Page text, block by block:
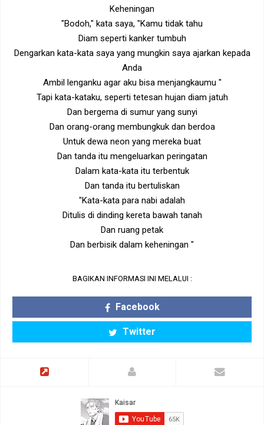
Keheningan
"Bodoh," kata saya, "Kamu tidak tahu
Diam seperti kanker tumbuh
Dengarkan kata-kata saya yang mungkin saya ajarkan kepada
Anda
Ambil lenganku agar aku bisa menjangkaumu "
Tapi kata-kataku, seperti tetesan hujan diam jatuh
Dan bergema di sumur yang sunyi
Dan orang-orang membungkuk dan berdoa
Untuk dewa neon yang mereka buat
Dan tanda itu mengeluarkan peringatan
Dalam kata-kata itu terbentuk
Dan tanda itu bertuliskan
"Kata-kata para nabi adalah
Ditulis di dinding kereta bawah tanah
Dan ruang petak
Dan berbisik dalam keheningan "
BAGIKAN INFORMASI INI MELALUI :
Facebook
Twitter